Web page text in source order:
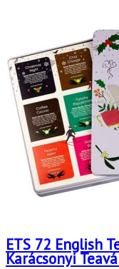
ETS 72 English
Karácsonyi